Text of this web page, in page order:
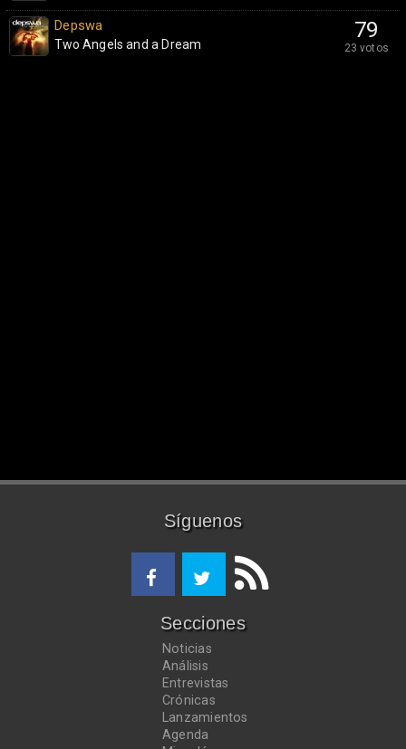
79
23 votos
Depswa
Two Angels and a Dream
Síguenos
Secciones
Noticias
Análisis
Entrevistas
Crónicas
Lanzamientos
Agenda